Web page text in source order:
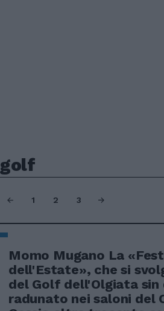
golf
1 2 3
Momo Mugano La
dell'Estate», che si
del Golf dell'Olgiata sin
radunato nei saloni del